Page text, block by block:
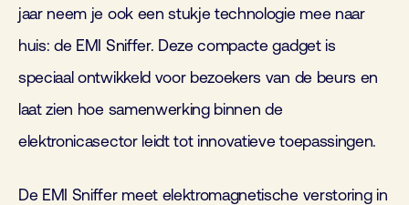
jaar neem je ook een stukje technologie mee naar
huis: de EMI Sniffer. Deze compacte gadget is
speciaal ontwikkeld voor bezoekers van de beurs en
laat zien hoe samenwerking binnen de
elektronicasector leidt tot innovatieve toepassingen.
De EMI Sniffer meet elektromagnetische verstoring in